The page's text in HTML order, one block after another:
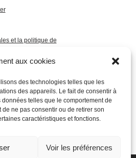
aux cookies
des technologies telles que les
des appareils. Le fait de consentir à
telles que le comportement de
ne pas consentir ou de retirer son
caractéristiques et fonctions.
Voir les préférences
et la politique de